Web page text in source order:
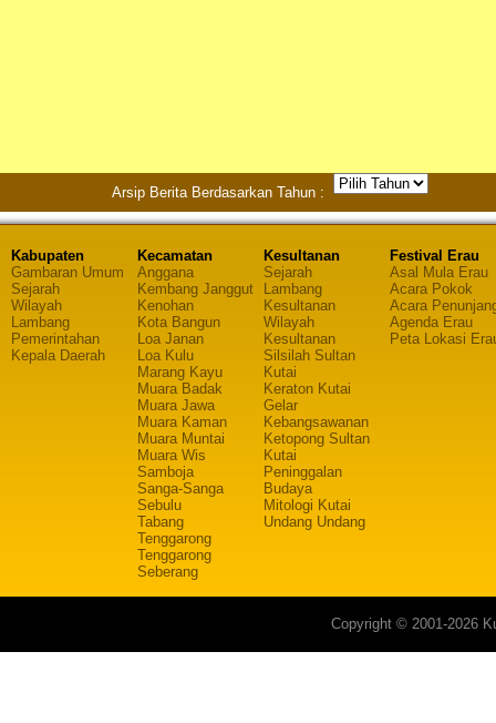
Arsip Berita Berdasarkan Tahun :
Kabupaten
Gambaran Umum
Sejarah
Wilayah
Lambang
Pemerintahan
Kepala Daerah
Kecamatan
Anggana
Kembang Janggut
Kenohan
Kota Bangun
Loa Janan
Loa Kulu
Marang Kayu
Muara Badak
Muara Jawa
Muara Kaman
Muara Muntai
Muara Wis
Samboja
Sanga-Sanga
Sebulu
Tabang
Tenggarong
Tenggarong
Seberang
Kesultanan
Sejarah
Lambang
Kesultanan
Wilayah
Kesultanan
Silsilah Sultan
Kutai
Keraton Kutai
Gelar
Kebangsawanan
Ketopong Sultan
Kutai
Peninggalan
Budaya
Mitologi Kutai
Undang Undang
Festival Erau
Asal Mula Erau
Acara Pokok
Acara
Agenda Erau
Peta Lokasi
Copyright © 2001-2026